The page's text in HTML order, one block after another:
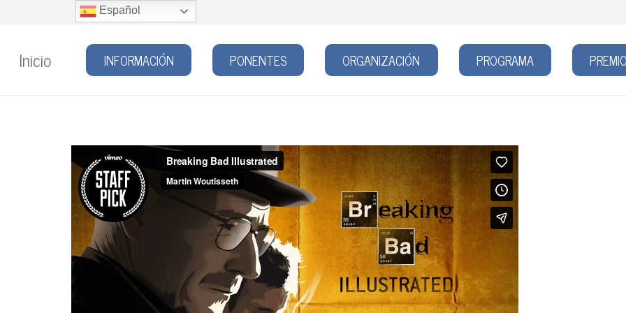
Inicio INFORMACIÓN PONENTES ORGANIZACIÓN PROGRAMA
Español